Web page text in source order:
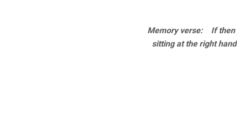
Memory verse: If then
sitting at the right